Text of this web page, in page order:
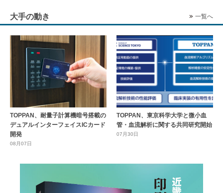
大手の動き 一覧へ
TOPPAN、耐量子計算機暗号搭載の
デュアルインターフェイスICカード
開発
08月07日
TOPPAN、東京科学大学と微小血
管・血流解析に関する共同研究開始
07月30日